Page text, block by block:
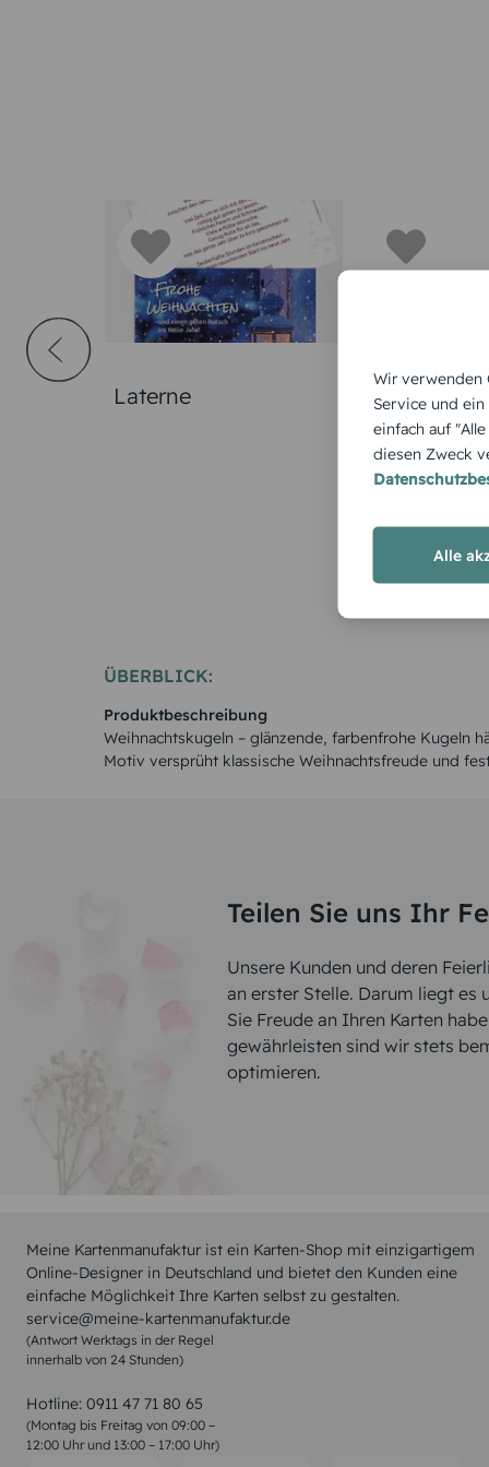
Laterne
ÜBERBLICK:
Produktbeschreibung
Weihnachtskugeln – glänzende, farbenfrohe Kugeln
Motiv versprüht klassische Weihnachtsfreude und
Teilen Sie uns Ihr
Unsere Kunden und deren
an erster Stelle. Darum liegt es
Sie Freude an Ihren Karten
gewährleisten sind wir stets
optimieren.
Meine Kartenmanufaktur ist ein Karten-Shop mit einzigartigem
Online-Designer in Deutschland und bietet den Kunden eine
einfache Möglichkeit Ihre Karten selbst zu gestalten.
service@meine-kartenmanufaktur.de
(Antwort Werktags in der Regel
innerhalb von 24 Stunden)
Hotline: 0911 47 71 80 65
(Montag bis Freitag von 09:00 –
12:00 Uhr und 13:00 – 17:00 Uhr)
Wir verwenden
Service und
einfach auf
diesen Zweck
Alle